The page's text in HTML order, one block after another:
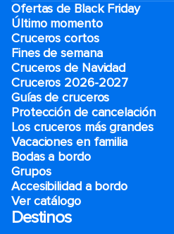
Ofertas de Black Friday
Último momento
Cruceros cortos
Fines de semana
Cruceros de Navidad
Cruceros 2026-2027
Guías de cruceros
Protección de cancelación
Los cruceros más grandes
Vacaciones en familia
Bodas a bordo
Grupos
Accesibilidad a bordo
Ver catálogo
Destinos